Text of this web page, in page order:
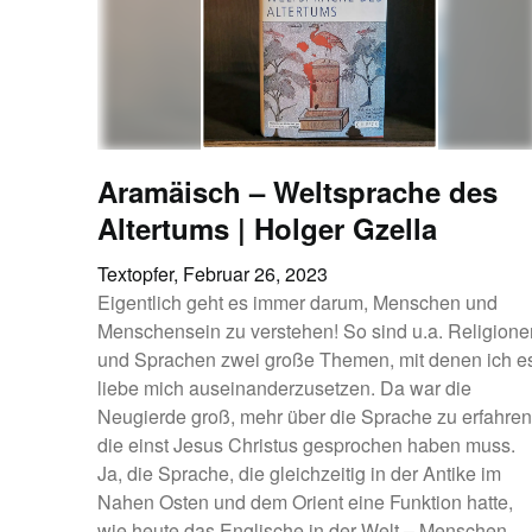
Aramäisch – Weltsprache des
Altertums | Holger Gzella
Textopfer, Februar 26, 2023
Eigentlich geht es immer darum, Menschen und
Menschensein zu verstehen! So sind u.a.
und Sprachen zwei große Themen, mit denen ich
liebe mich auseinanderzusetzen. Da war die
Neugierde groß, mehr über die Sprache zu
die einst Jesus Christus gesprochen haben muss.
Ja, die Sprache, die gleichzeitig in der Antike im
Nahen Osten und dem Orient eine Funktion hatte,